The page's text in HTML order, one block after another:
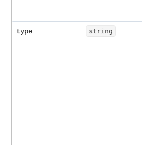
type string